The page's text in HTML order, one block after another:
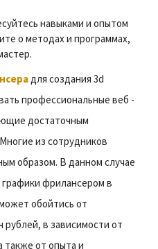
навыками и опытом
о методах и программах,
для создания 3d
профессиональные веб -
достаточным
из сотрудников
образом. В данном случае
графики фрилансером в
обойтись от
рублей, в зависимости от
также от опыта и